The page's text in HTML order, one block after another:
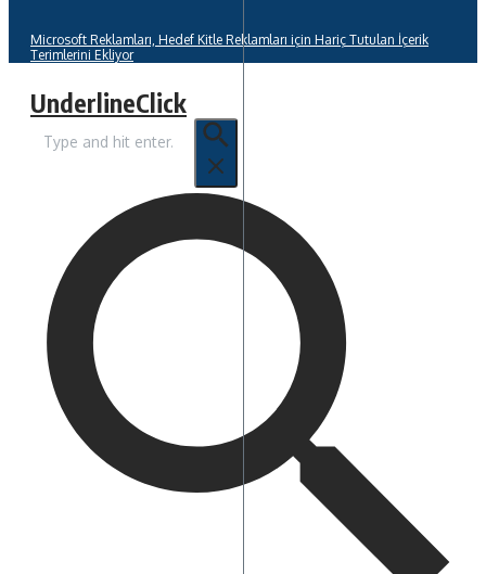
Microsoft Reklamları, Hedef Kitle Reklamları için Hariç Tutulan İçerik
Terimlerini Ekliyor
UnderlineClick